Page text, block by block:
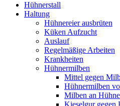
Hühnerstall
Haltung
Hühnereier ausbrüten
Küken Aufzucht
Auslauf
Regelmäßige Arbeiten
Krankheiten
Hühnermilben
Mittel gegen
Hühnermilben
Milben an
Kieselgur gegen